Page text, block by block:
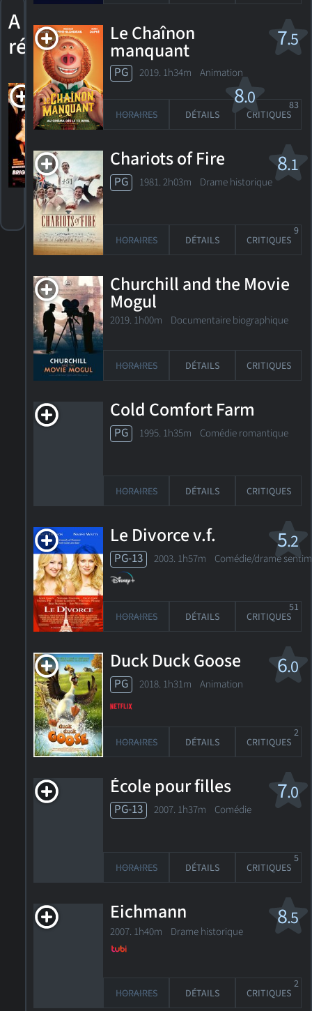
A
réalisé
8.0
Bright Young
Things
R
HORAIRES
7.5
Le Chaînon
manquant
PG 2019. 1h34m Animation
HORAIRES DÉTAILS CRITIQUES
83
8.1
Chariots of Fire
PG 1981. 2h03m Drame historique
HORAIRES DÉTAILS CRITIQUES
9
Churchill and the Movie
Mogul
2019. 1h00m Documentaire biographique
HORAIRES DÉTAILS CRITIQUES
Cold Comfort Farm
PG 1995. 1h35m Comédie romantique
HORAIRES DÉTAILS CRITIQUES
5.2
Le Divorce v.f.
PG-13 2003. 1h57m Comédie/drame
HORAIRES DÉTAILS CRITIQUES
51
6.0
Duck Duck Goose
PG 2018. 1h31m Animation
HORAIRES DÉTAILS CRITIQUES
2
7.0
École pour filles
PG-13 2007. 1h37m Comédie
HORAIRES DÉTAILS CRITIQUES
5
8.5
Eichmann
2007. 1h40m Drame historique
HORAIRES DÉTAILS CRITIQUES
2